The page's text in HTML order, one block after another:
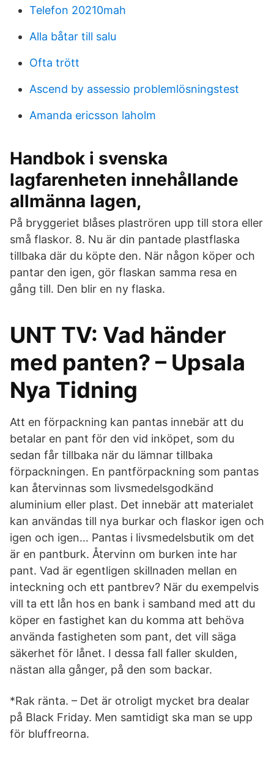
Telefon 20210mah
Alla båtar till salu
Ofta trött
Ascend by assessio problemlösningstest
Amanda ericsson laholm
Handbok i svenska
lagfarenheten innehållande
allmänna lagen,
På bryggeriet blåses plaströren upp till stora eller
små flaskor. 8. Nu är din pantade plastflaska
tillbaka där du köpte den. När någon köper och
pantar den igen, gör flaskan samma resa en
gång till. Den blir en ny flaska.
UNT TV: Vad händer
med panten? – Upsala
Nya Tidning
Att en förpackning kan pantas innebär att du
betalar en pant för den vid inköpet, som du
sedan får tillbaka när du lämnar tillbaka
förpackningen. En pantförpackning som pantas
kan återvinnas som livsmedelsgodkänd
aluminium eller plast. Det innebär att materialet
kan användas till nya burkar och flaskor igen och
igen och igen… Pantas i livsmedelsbutik om det
är en pantburk. Återvinn om burken inte har
pant. Vad är egentligen skillnaden mellan en
inteckning och ett pantbrev? När du exempelvis
vill ta ett lån hos en bank i samband med att du
köper en fastighet kan du komma att behöva
använda fastigheten som pant, det vill säga
säkerhet för lånet. I dessa fall faller skulden,
nästan alla gånger, på den som backar.
*Rak ränta. – Det är otroligt mycket bra dealar
på Black Friday. Men samtidigt ska man se upp
för bluffreorna.